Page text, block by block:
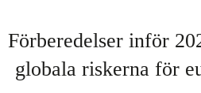
Förberedelser inför
globala riskerna för